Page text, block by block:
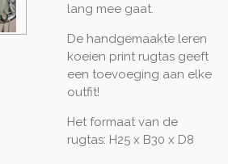
lang mee gaat.
De handgemaakte leren
koeien print rugtas geeft
een toevoeging aan elke
outfit!
Het formaat van de
rugtas: H25 x B30 x D8